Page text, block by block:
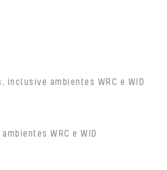
inclusive ambientes WRC e WID
WRC e WID